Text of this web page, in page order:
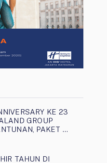
KE 23
GROUP
PAKET …
TAHUN DI